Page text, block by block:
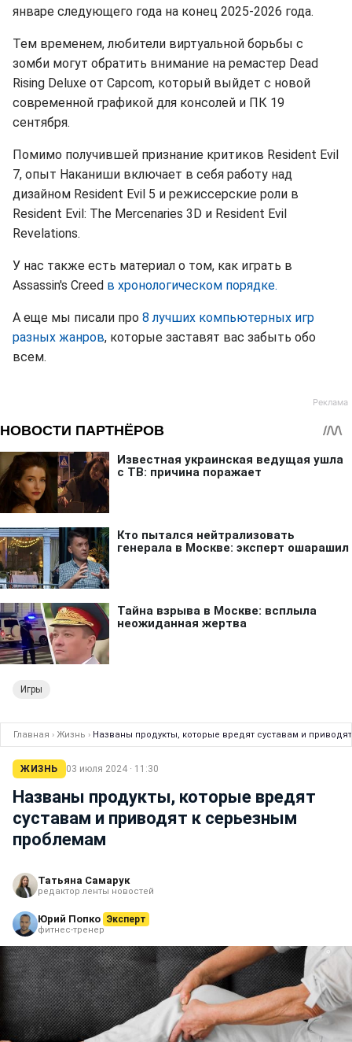
январе следующего года на конец 2025-2026 года.
Тем временем, любители виртуальной борьбы с
зомби могут обратить внимание на ремастер Dead
Rising Deluxe от Capcom, который выйдет с новой
современной графикой для консолей и ПК 19
сентября.
Помимо получившей признание критиков Resident Evil
7, опыт Наканиши включает в себя работу над
дизайном Resident Evil 5 и режиссерские роли в
Resident Evil: The Mercenaries 3D и Resident Evil
Revelations.
У нас также есть материал о том, как играть в
Assassin's Creed в хронологическом порядке.
А еще мы писали про 8 лучших компьютерных игр
разных жанров, которые заставят вас забыть обо
всем.
Игры
Главная › Жизнь › Названы продукты, которые вредят суставам и
ЖИЗНЬ 03 июля 2024 · 11:30
Названы продукты, которые вредят
суставам и приводят к серьезным
проблемам
Татьяна Самарук
редактор ленты новостей
Юрий Попко Эксперт
фитнес-тренер